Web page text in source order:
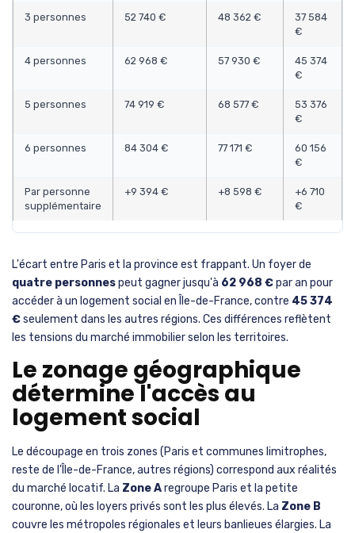
3 personnes 52 740 € 48 362 €
37 584
€
4 personnes 62 968 € 57 930 €
45 374
€
5 personnes 74 919 € 68 577 €
53 376
€
6 personnes 84 304 € 77 171 €
60 156
€
Par personne
supplémentaire
+9 394 € +8 598 €
+6 710
€
L'écart entre Paris et la province est frappant. Un foyer de
quatre personnespeut gagner jusqu'à 62 968 €par an pour
accéder à un logement social en Île-de-France, contre 45 374
€seulement dans les autres régions. Ces différences reflètent
les tensions du marché immobilier selon les territoires.
Le zonage géographique
détermine l'accès au
logement social
Le découpage en trois zones (Paris et communes limitrophes,
reste de l'Île-de-France, autres régions) correspond aux réalités
du marché locatif. La Zone Aregroupe Paris et la petite
couronne, où les loyers privés sont les plus élevés. La Zone B
couvre les métropoles régionales et leurs banlieues élargies. La